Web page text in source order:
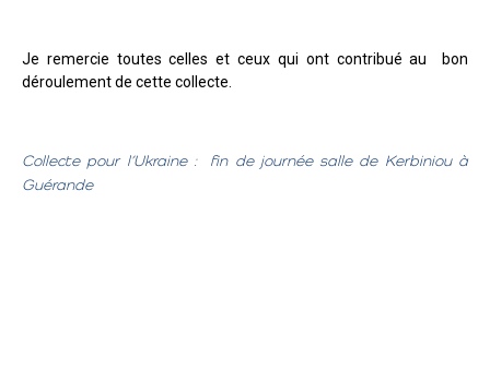
Je remercie toutes celles et ceux qui ont contribué au bon
déroulement de cette collecte.
Collecte pour l’Ukraine : fin de journée salle de Kerbiniou à
Guérande